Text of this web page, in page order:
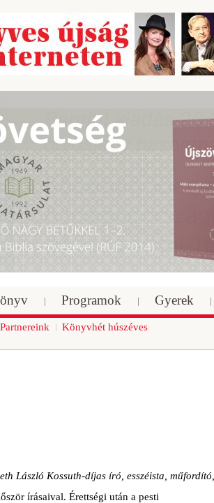
Programok Gyerek
Partnereink Könyvhét húszéves
László Kossuth-díjas író, esszéista, műfordító,
írásaival. Érettségi után a pesti